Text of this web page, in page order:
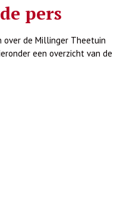
pers
over de Millinger Theetuin
een overzicht van de